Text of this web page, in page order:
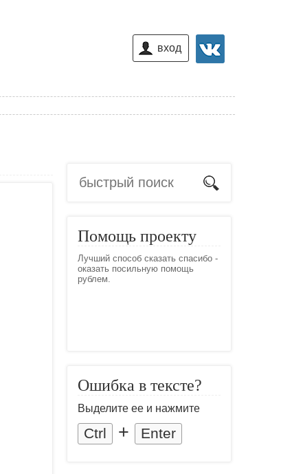
вход
Помощь проекту
Лучший способ сказать спасибо -
оказать посильную помощь
рублем.
Ошибка в тексте?
Выделите ее и нажмите
Ctrl + Enter